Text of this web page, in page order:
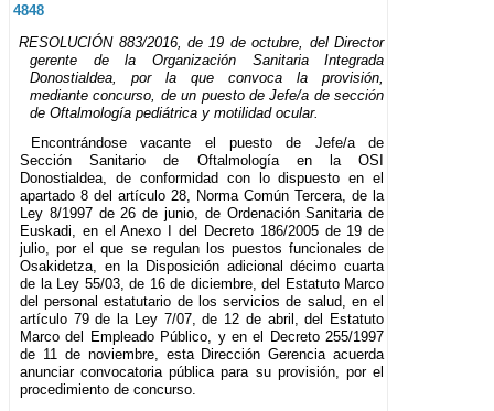
4848
RESOLUCIÓN 883/2016, de 19 de octubre, del Director
gerente de la Organización Sanitaria Integrada
Donostialdea, por la que convoca la provisión,
mediante concurso, de un puesto de Jefe/a de sección
de Oftalmología pediátrica y motilidad ocular.
Encontrándose vacante el puesto de Jefe/a de
Sección Sanitario de Oftalmología en la OSI
Donostialdea, de conformidad con lo dispuesto en el
apartado 8 del artículo 28, Norma Común Tercera, de la
Ley 8/1997 de 26 de junio, de Ordenación Sanitaria de
Euskadi, en el Anexo I del Decreto 186/2005 de 19 de
julio, por el que se regulan los puestos funcionales de
Osakidetza, en la Disposición adicional décimo cuarta
de la Ley 55/03, de 16 de diciembre, del Estatuto Marco
del personal estatutario de los servicios de salud, en el
artículo 79 de la Ley 7/07, de 12 de abril, del Estatuto
Marco del Empleado Público, y en el Decreto 255/1997
de 11 de noviembre, esta Dirección Gerencia acuerda
anunciar convocatoria pública para su provisión, por el
procedimiento de concurso.